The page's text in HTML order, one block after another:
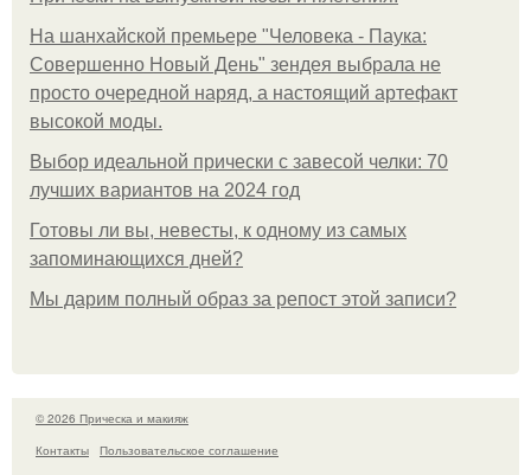
На шанхайской премьере "Человека - Паука:
Совершенно Новый День" зендея выбрала не
просто очередной наряд, а настоящий артефакт
высокой моды.
Выбор идеальной прически с завесой челки: 70
лучших вариантов на 2024 год
Готовы ли вы, невесты, к одному из самых
запоминающихся дней?
Мы дарим полный образ за репост этой записи?
© 2026 Прическа и макияж
Контакты
Пользовательское соглашение